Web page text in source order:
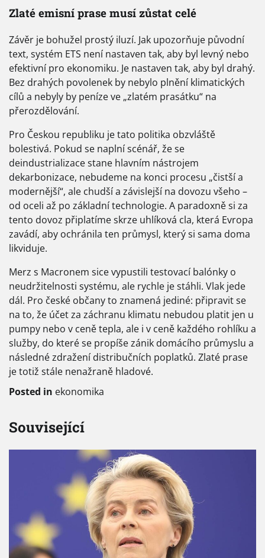
Zlaté emisní prase musí zůstat celé
Závěr je bohužel prostý iluzí. Jak upozorňuje původní
text, systém ETS není nastaven tak, aby byl levný nebo
efektivní pro ekonomiku. Je nastaven tak, aby byl drahý.
Bez drahých povolenek by nebylo plnění klimatických
cílů a nebyly by peníze ve „zlatém prasátku“ na
přerozdělování.
Pro Českou republiku je tato politika obzvláště
bolestivá. Pokud se naplní scénář, že se
deindustrializace stane hlavním nástrojem
dekarbonizace, nebudeme na konci procesu „čistší a
modernější“, ale chudší a závislejší na dovozu všeho –
od oceli až po základní technologie. A paradoxně si za
tento dovoz připlatíme skrze uhlíková cla, která Evropa
zavádí, aby ochránila ten průmysl, který si sama doma
likviduje.
Merz s Macronem sice vypustili testovací balónky o
neudržitelnosti systému, ale rychle je stáhli. Vlak jede
dál. Pro české občany to znamená jediné: připravit se
na to, že účet za záchranu klimatu nebudou platit jen u
pumpy nebo v ceně tepla, ale i v ceně každého rohlíku a
služby, do které se propíše zánik domácího průmyslu a
následné zdražení distribučních poplatků. Zlaté prase
je totiž stále nenažraně hladové.
Posted in ekonomika
Související